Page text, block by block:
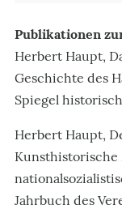
Publikationen
Herbert Haupt,
Geschichte des
Spiegel
Herbert Haupt,
Jahrbuch des